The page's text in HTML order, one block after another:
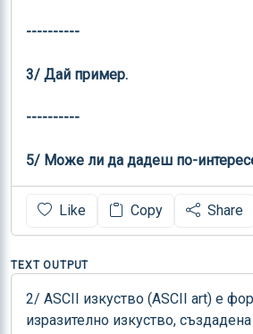
----------
3/ Дай пример.
----------
5/ Може ли да дадеш по-
Like Copy Share
TEXT OUTPUT
2/ ASCII изкуство (ASCII art) е
изразително изкуство,